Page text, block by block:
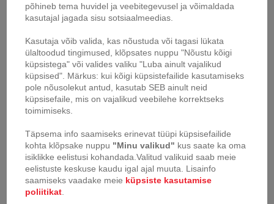
Väline pinnakate/viimistlus Mittenakkuv pinnakate
Materjal Alumiinium
Ühilduvus ahjudega Kõik, v.a käepidemed
Käepideme tüüp Eemaldatav
Välise pinnakatte värv
põhineb tema huvidel ja veebitegevusel ja võimaldada
kasutajal jagada sisu sotsiaalmeedias.
Kasutaja võib valida, kas nõustuda või tagasi lükata
ülaltoodud tingimused, klõpsates nuppu "Nõustu kõigi
küpsistega" või valides valiku "Luba ainult vajalikud
küpsised". Märkus: kui kõigi küpsistefailide kasutamiseks
pole nõusolekut antud, kasutab SEB ainult neid
küpsisefaile, mis on vajalikud veebilehe korrektseks
toimimiseks.
Täpsema info saamiseks erinevat tüüpi küpsisefailide
kohta klõpsake nuppu "Minu valikud" kus saate ka oma
isiklikke eelistusi kohandada. Valitud valikuid saab meie
eelistuste keskuse kaudu igal ajal muuta. Lisainfo
saamiseks vaadake meie küpsiste kasutamise
poliitikat